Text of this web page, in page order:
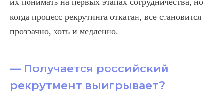
их понимать на первых этапах сотрудничества, но
когда процесс рекрутинга откатан, все становится
прозрачно, хоть и медленно.
— Получается российский
рекрутмент выигрывает?